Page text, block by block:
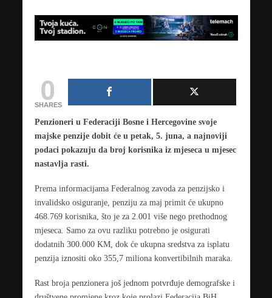
0
SHARES
Penzioneri u Federaciji Bosne i Hercegovine svoje
majske penzije dobit će u petak, 5. juna, a najnoviji
podaci pokazuju da broj korisnika iz mjeseca u mjesec
nastavlja rasti.
Prema informacijama Federalnog zavoda za penzijsko i
invalidsko osiguranje, penziju za maj primit će ukupno
468.769 korisnika, što je za 2.001 više nego prethodnog
mjeseca. Samo za ovu razliku potrebno je osigurati
dodatnih 300.000 KM, dok će ukupna sredstva za isplatu
penzija iznositi oko 355,7 miliona konvertibilnih maraka.
Rast broja penzionera još jednom potvrđuje demografske i